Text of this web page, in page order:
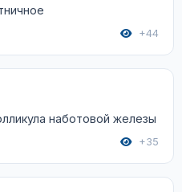
+44
наботовой железы
+35